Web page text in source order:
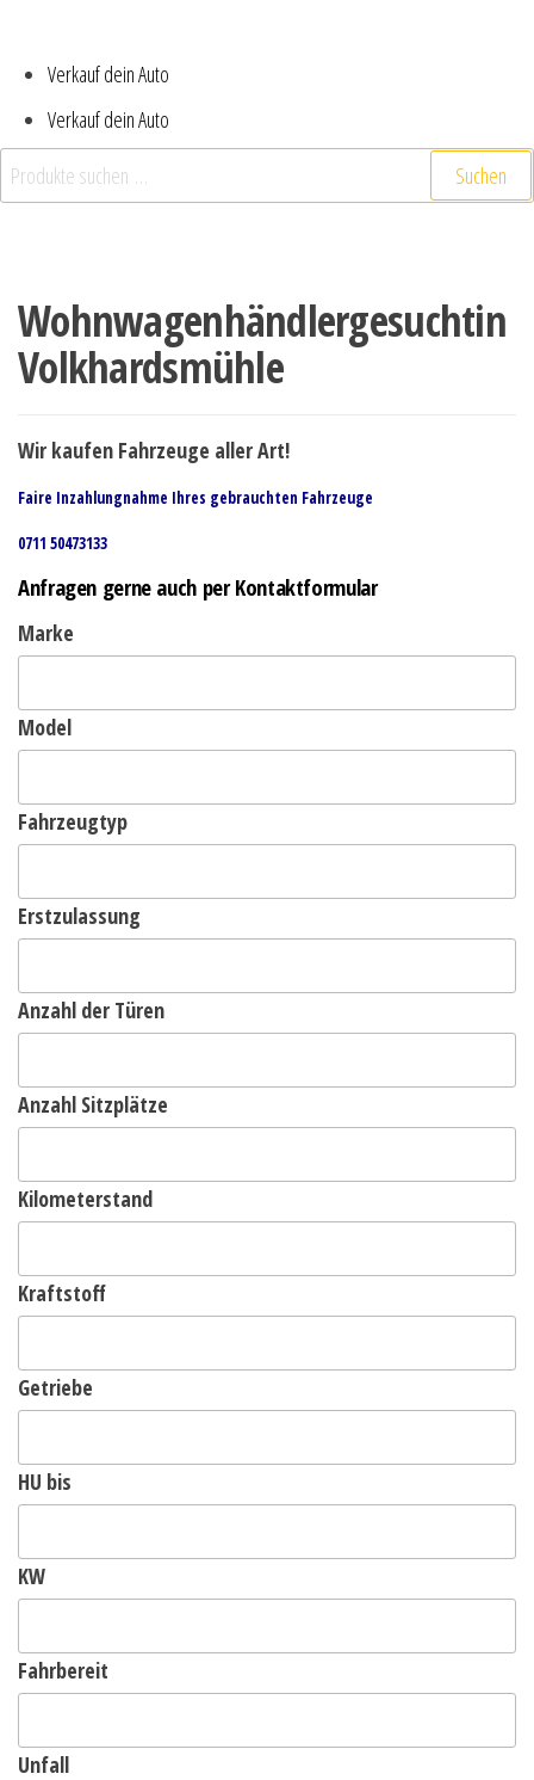
Verkauf dein Auto
Verkauf dein Auto
Suchen
Wohnwagenhändlergesuchtin
Volkhardsmühle
Wir kaufen Fahrzeuge aller Art!
Faire Inzahlungnahme Ihres gebrauchten Fahrzeuge
0711 50473133
Anfragen gerne auch per Kontaktformular
Marke
Model
Fahrzeugtyp
Erstzulassung
Anzahl der Türen
Anzahl Sitzplätze
Kilometerstand
Kraftstoff
Getriebe
HU bis
KW
Fahrbereit
Unfall